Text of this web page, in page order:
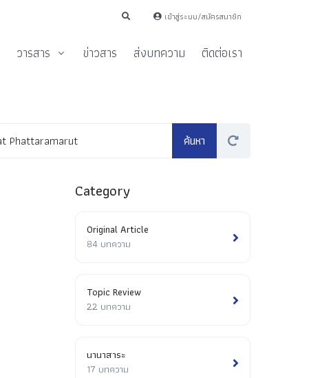
เข้าสู่ระบบ/สมัครสมาชิก
วารสาร ข่าวสาร ส่งบทความ ติดต่อเรา
Category
Original Article
84 บทความ
Topic Review
22 บทความ
นานาสาระ
17 บทความ